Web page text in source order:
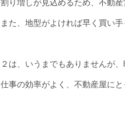
割り増しが見込めるため、不動
また、地型がよければ早く買い
２は、いうまでもありませんが
仕事の効率がよく、不動産屋に